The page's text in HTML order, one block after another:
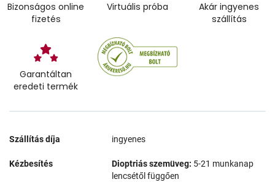
Bizonságos online
fizetés
Virtuális próba
Akár ingyenes
szállítás
Garantáltan
eredeti termék
Szállítás díja ingyenes
Kézbesítés Dioptriás szemüveg: 5-21 munkanap
lencsétől függően